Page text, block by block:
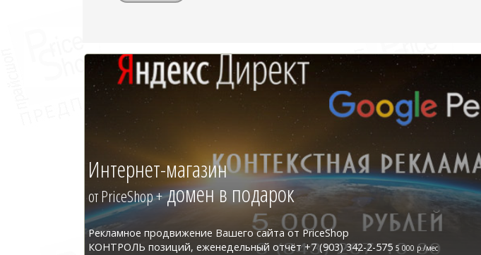
Интернет-магазин
от PriceShop +домен в подарок
Рекламное продвижение Вашего сайта от PriceShop
КОНТРОЛЬ позиций, еженедельный отчёт +7 (903) 342-2-575 5 000 р./мес